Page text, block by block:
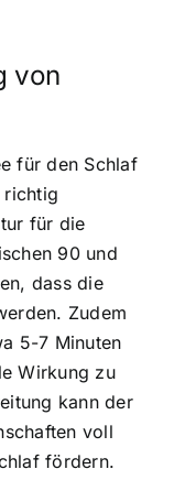
von
für den Schlaf
richtig
für die
90 und
dass die
Zudem
5-7 Minuten
Wirkung zu
kann der
voll
fördern.